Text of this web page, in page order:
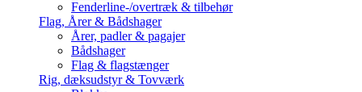
Fenderline-/overtræk & tilbehør
Flag, Årer & Bådshager
Årer, padler & pagajer
Bådshager
Flag & flagstænger
Rig, dæksudstyr & Tovværk